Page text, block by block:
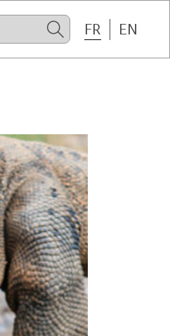
FR EN